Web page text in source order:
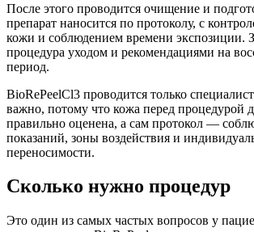
После этого проводится очищение и
препарат наносится по протоколу, с
кожи и соблюдением времени экспозиции.
процедура уходом и рекомендациями на
период.
BioRePeelCl3 проводится только
важно, потому что кожа перед процедурой
правильно оценена, а сам протокол —
показаний, зоны воздействия и
переносимости.
Сколько нужно процедур
Это один из самых частых вопросов у